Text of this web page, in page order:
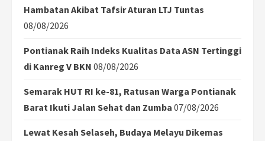
Hambatan Akibat Tafsir Aturan LTJ Tuntas
08/08/2026
Pontianak Raih Indeks Kualitas Data ASN Tertinggi
di Kanreg V BKN 08/08/2026
Semarak HUT RI ke-81, Ratusan Warga Pontianak
Barat Ikuti Jalan Sehat dan Zumba 07/08/2026
Lewat Kesah Selaseh, Budaya Melayu Dikemas